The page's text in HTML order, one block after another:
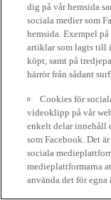
dig på vår hemsida
sociala medier som
hemsida. Exempel
artiklar som lagts till
köpt, samt på
härrör från sådant
Cookies för
videoklipp på vår
enkelt delar innehåll
som Facebook. Det
sociala
medieplattformarna
använda det för egna